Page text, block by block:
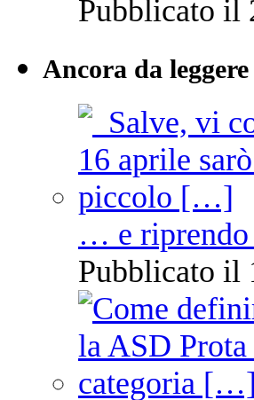
Pubblicato il
Ancora da leggere
… e riprendo
Pubblicato il